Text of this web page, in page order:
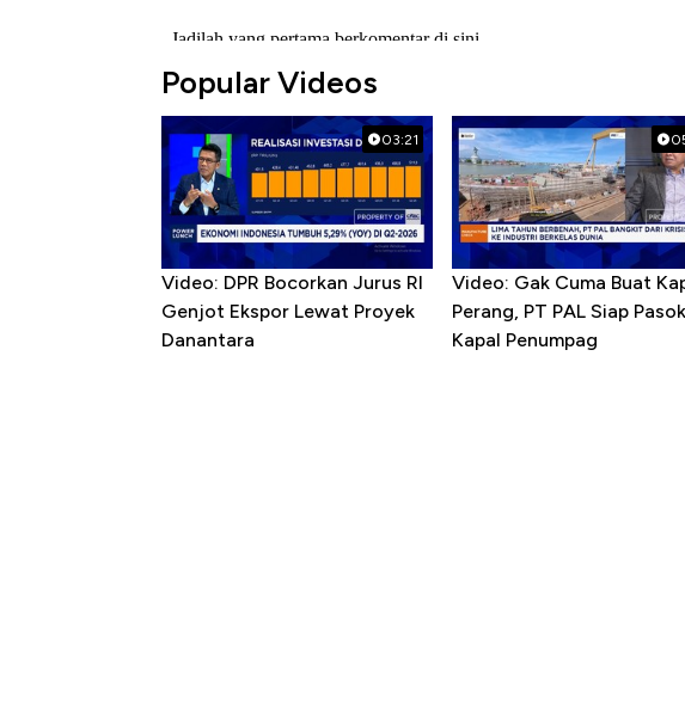
Popular Videos
03:21
Video: DPR Bocorkan Jurus RI
Genjot Ekspor Lewat Proyek
Danantara
Video: Gak Cuma Buat
Perang, PT PAL Siap Pasok
Kapal Penumpag